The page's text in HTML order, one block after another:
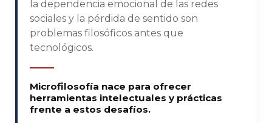
la dependencia emocional de las redes
sociales y la pérdida de sentido son
problemas filosóficos antes que
tecnológicos.
Microfilosofía nace para ofrecer
herramientas intelectuales y prácticas
frente a estos desafíos.